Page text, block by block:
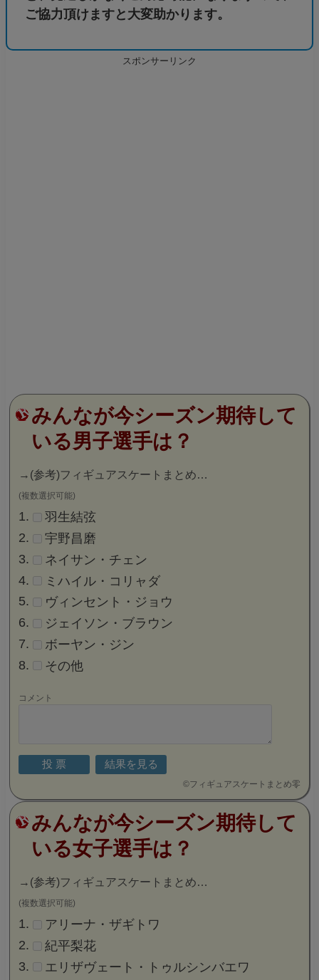
ご協力頂けますと大変助かります。
スポンサーリンク
みんなが今シーズン期待して
いる男子選手は？
→ (参考)フィギュアスケートまとめ…
(複数選択可能)
羽生結弦
宇野昌磨
ネイサン・チェン
ミハイル・コリャダ
ヴィンセント・ジョウ
ジェイソン・ブラウン
ボーヤン・ジン
その他
コメント
©フィギュアスケートまとめ零
みんなが今シーズン期待して
いる女子選手は？
→ (参考)フィギュアスケートまとめ…
(複数選択可能)
アリーナ・ザギトワ
紀平梨花
エリザヴェート・トゥルシンバエワ